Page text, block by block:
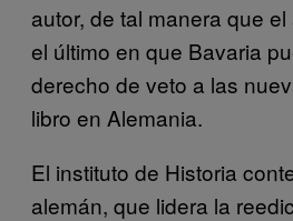
autor, de tal manera que
el último en que Bavaria
derecho de veto a las
libro en Alemania.
El instituto de Historia
alemán, que lidera la